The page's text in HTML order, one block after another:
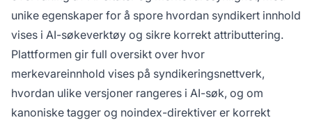
unike egenskaper for å spore hvordan syndikert innhold
vises i AI-søkeverktøy og sikre korrekt attributtering.
Plattformen gir full oversikt over hvor
merkevareinnhold vises på syndikeringsnettverk,
hvordan ulike versjoner rangeres i AI-søk, og om
kanoniske tagger og noindex-direktiver er korrekt